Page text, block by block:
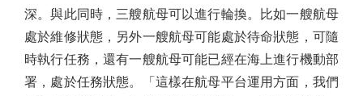
深。與此同時，三艘航母可以進行輪換。比如一艘航母
處於維修狀態，另外一艘航母可能處於待命狀態，可隨
時執行任務，還有一艘航母可能已經在海上進行機動部
署，處於任務狀態。「這樣在航母平台運用方面，我們